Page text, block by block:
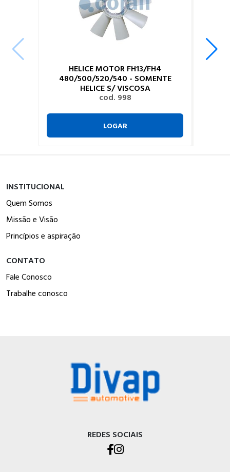
HELICE MOTOR FH13/FH4
480/500/520/540 - SOMENTE
HELICE S/ VISCOSA
cod. 998
LOGAR
INSTITUCIONAL
Quem Somos
Missão e Visão
Princípios e aspiração
CONTATO
Fale Conosco
Trabalhe conosco
REDES SOCIAIS